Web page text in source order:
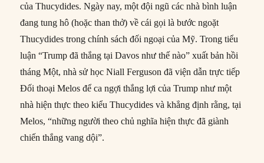
của Thucydides. Ngày nay, một đội ngũ các nhà bình luận
đang tung hô (hoặc than thở) về cái gọi là bước ngoặt
Thucydides trong chính sách đối ngoại của Mỹ. Trong tiểu
luận “Trump đã thắng tại Davos như thế nào” xuất bản hồi
tháng Một, nhà sử học Niall Ferguson đã viện dẫn trực tiếp
Đối thoại Melos để ca ngợi thắng lợi của Trump như một
nhà hiện thực theo kiểu Thucydides và khẳng định rằng, tại
Melos, “những người theo chủ nghĩa hiện thực đã giành
chiến thắng vang dội”.